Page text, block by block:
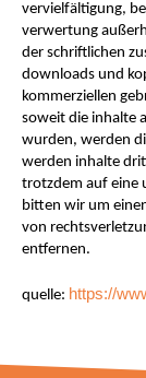
vervielfältigung,
verwertung
der schriftlichen
downloads und
kommerziellen
soweit die inhalte
wurden, werden
werden inhalte
trotzdem auf eine
bitten wir um
von
entfernen.
quelle: https://